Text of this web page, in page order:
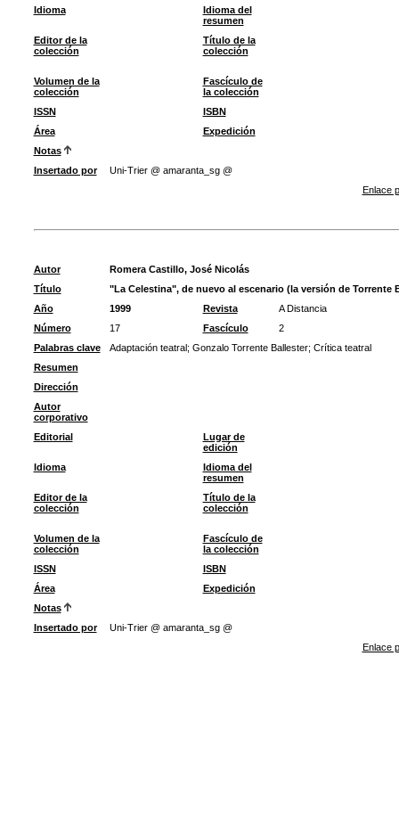
Idioma
Idioma del
resumen
Editor de la
colección
Título de la
colección
Volumen de la
colección
Fascículo de
la colección
ISSN
ISBN
Área
Expedición
Notas
Insertado por
Uni-Trier @ amaranta_sg @
Enlace
Autor
Romera Castillo, José Nicolás
Título
"La Celestina", de nuevo al escenario (la versión de Torrente
Año
1999 Revista
A Distancia
Número
17 Fascículo
2
Palabras clave
Adaptación teatral; Gonzalo Torrente Ballester; Crítica teatral
Resumen
Dirección
Autor
corporativo
Editorial
Lugar de
edición
Idioma
Idioma del
resumen
Editor de la
colección
Título de la
colección
Volumen de la
colección
Fascículo de
la colección
ISSN
ISBN
Área
Expedición
Notas
Insertado por
Uni-Trier @ amaranta_sg @
Enlace